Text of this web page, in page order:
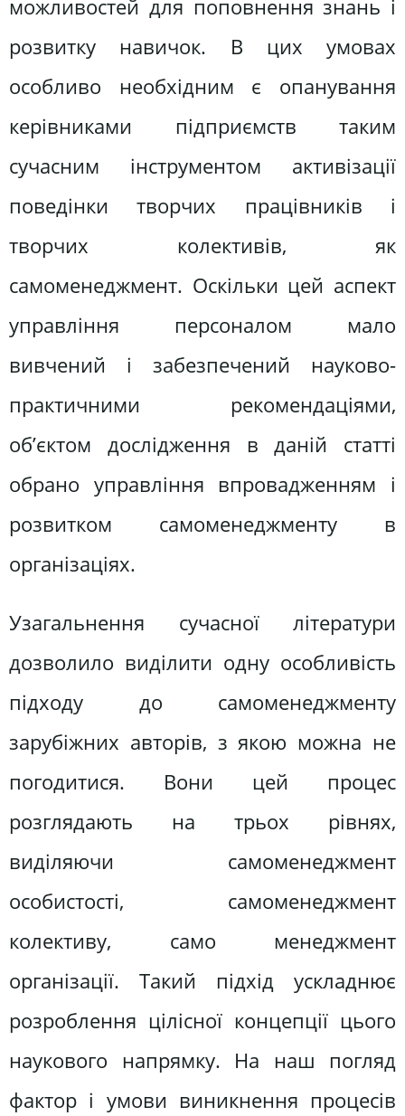
можливостей для поповнення знань і
розвитку навичок. В цих умовах
особливо необхідним є опанування
керівниками підприємств таким
сучасним інструментом активізації
поведінки творчих працівників і
творчих колективів, як
самоменеджмент. Оскільки цей аспект
управління персоналом мало
вивчений і забезпечений науково-
практичними рекомендаціями,
об’єктом дослідження в даній статті
обрано управління впровадженням і
розвитком самоменеджменту в
організаціях.
Узагальнення сучасної літератури
дозволило виділити одну особливість
підходу до самоменеджменту
зарубіжних авторів, з якою можна не
погодитися. Вони цей процес
розглядають на трьох рівнях,
виділяючи самоменеджмент
особистості, самоменеджмент
колективу, само менеджмент
організації. Такий підхід ускладнює
розроблення цілісної концепції цього
наукового напрямку. На наш погляд
фактор і умови виникнення процесів